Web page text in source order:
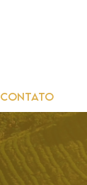
CONTATO